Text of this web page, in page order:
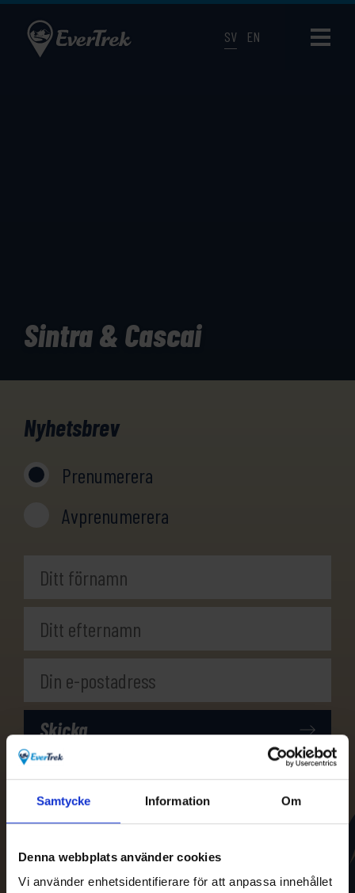
Samtycke Information Om
Denna webbplats använder cookies
Vi använder enhetsidentifierare för att anpassa innehållet
SV EN
Sintra & Cascai
Nyhetsbrev
Prenumerera
Avprenumerera